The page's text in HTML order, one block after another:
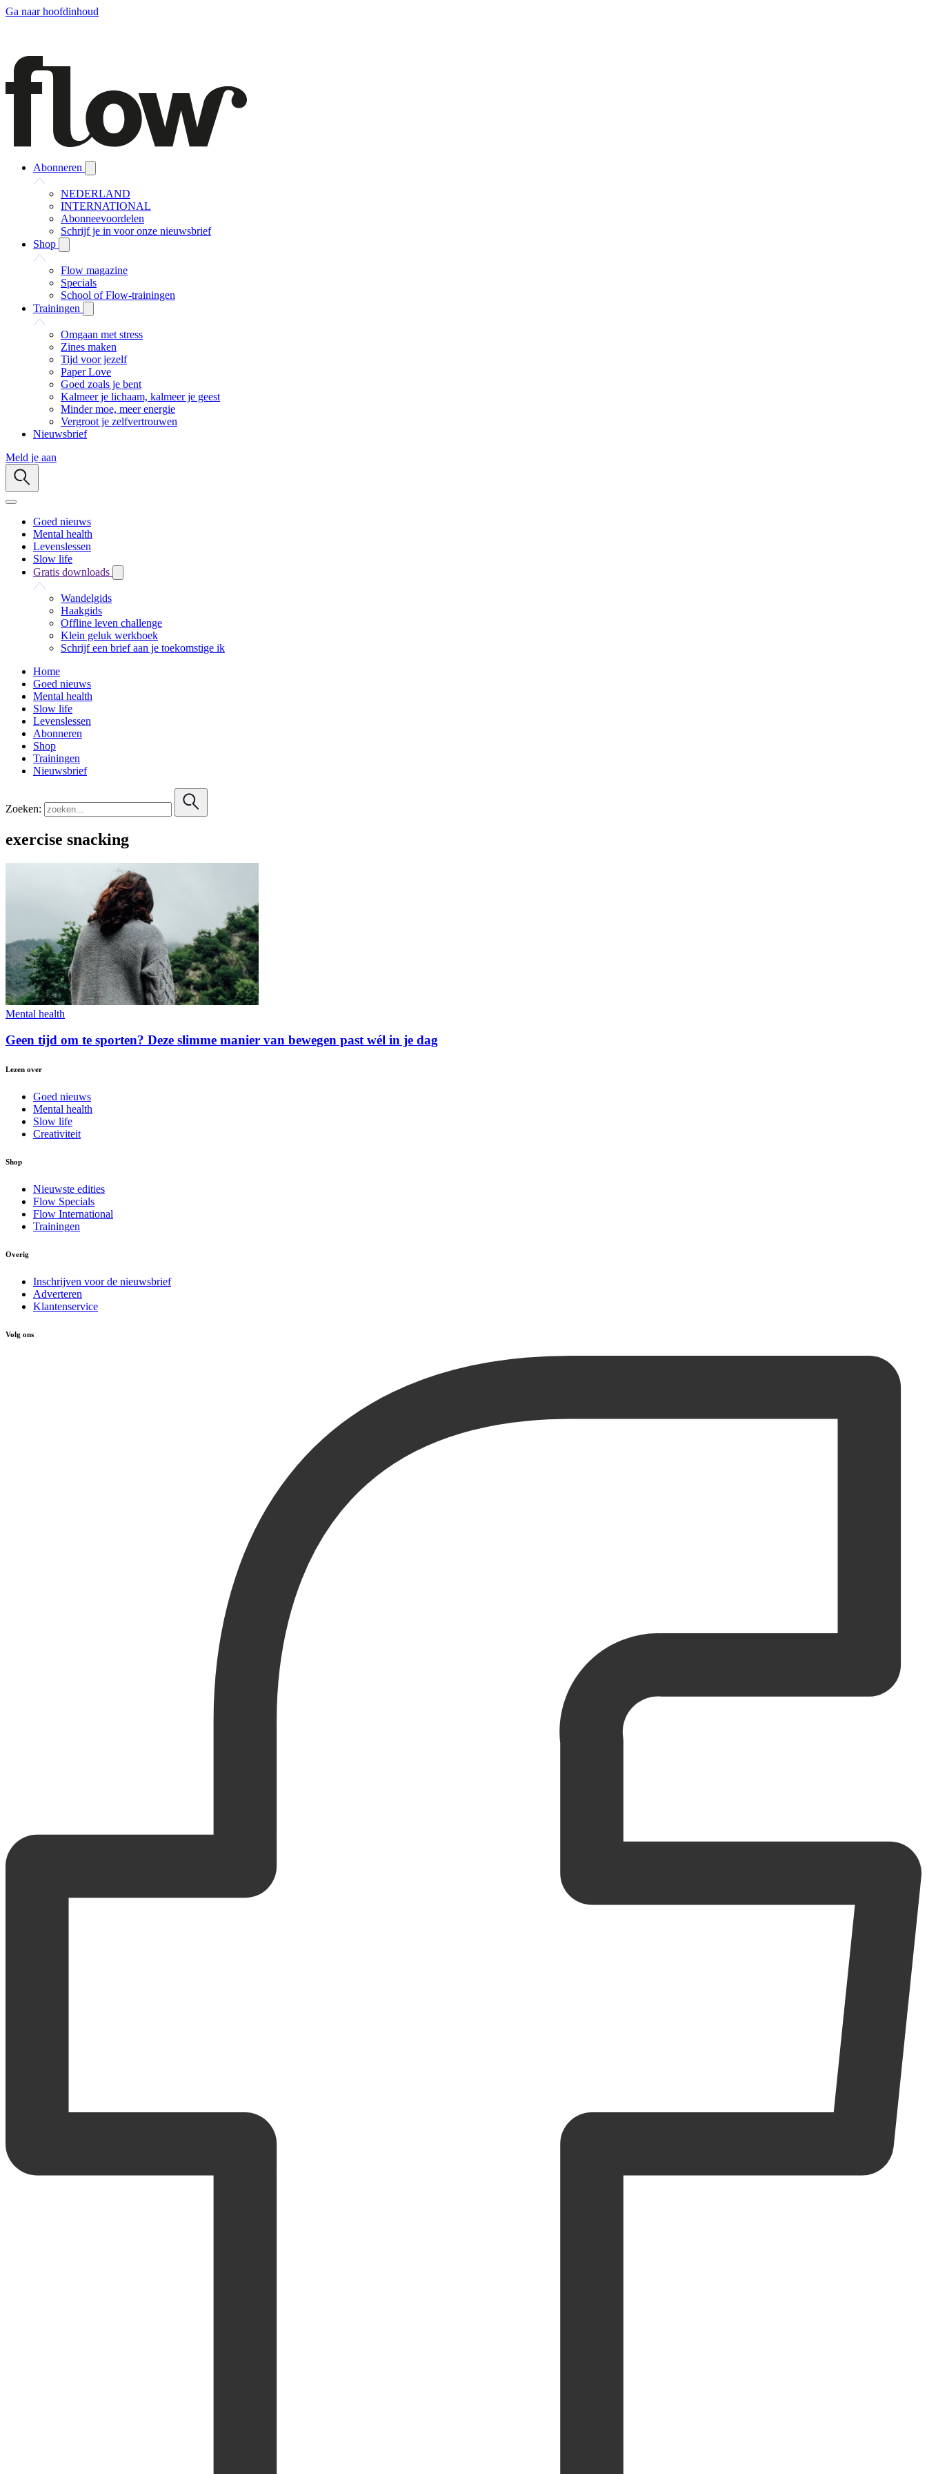
Ga naar hoofdinhoud
Abonneren
NEDERLAND
INTERNATIONAL
Abonneevoordelen
Schrijf je in voor onze nieuwsbrief
Shop
Flow magazine
Specials
School of Flow-trainingen
Trainingen
Omgaan met stress
Zines maken
Tijd voor jezelf
Paper Love
Goed zoals je bent
Kalmeer je lichaam, kalmeer je geest
Minder moe, meer energie
Vergroot je zelfvertrouwen
Nieuwsbrief
Meld je aan
Goed nieuws
Mental health
Levenslessen
Slow life
Gratis downloads
Wandelgids
Haakgids
Offline leven challenge
Klein geluk werkboek
Schrijf een brief aan je toekomstige ik
Home
Goed nieuws
Mental health
Slow life
Levenslessen
Abonneren
Shop
Trainingen
Nieuwsbrief
Zoeken:
exercise snacking
Mental health
Geen tijd om te sporten? Deze slimme manier van bewegen past wél in je dag
Lezen over
Goed nieuws
Mental health
Slow life
Creativiteit
Shop
Nieuwste edities
Flow Specials
Flow International
Trainingen
Overig
Inschrijven voor de nieuwsbrief
Adverteren
Klantenservice
Volg ons